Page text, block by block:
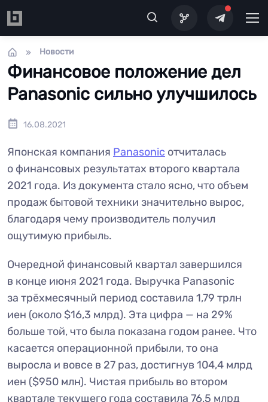
Новости
Финансовое положение дел
Panasonic сильно улучшилось
16.08.2021
Японская компания Panasonic отчиталась
о финансовых результатах второго квартала
2021 года. Из документа стало ясно, что объем
продаж бытовой техники значительно вырос,
благодаря чему производитель получил
ощутимую прибыль.
Очередной финансовый квартал завершился
в конце июня 2021 года. Выручка Panasonic
за трёхмесячный период составила 1,79 трлн
иен (около $16,3 млрд). Эта цифра — на 29%
больше той, что была показана годом ранее. Что
касается операционной прибыли, то она
выросла и вовсе в 27 раз, достигнув 104,4 млрд
иен ($950 млн). Чистая прибыль во втором
квартале текущего года составила 76,5 млрд